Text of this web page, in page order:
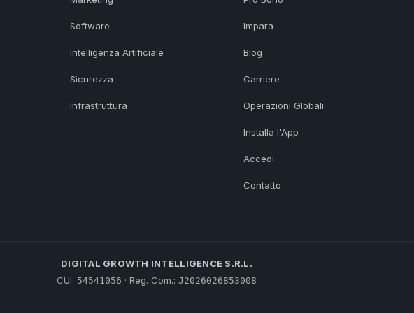
Software
Intelligenza Artificiale
Sicurezza
Infrastruttura
Impara
Blog
Carriere
Operazioni Globali
Installa l'App
Accedi
Contatto
DIGITAL GROWTH INTELLIGENCE S.R.L.
CUI: 54541056 · Reg. Com.: J2026026853008